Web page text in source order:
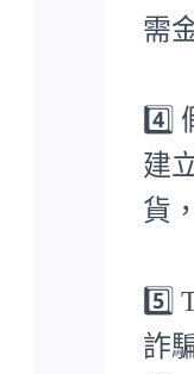
需
4️⃣
建
貨
5️⃣
詐